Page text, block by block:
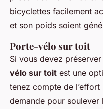
bicyclettes facilement
et son poids soient
Porte-vélo surtoit
Si vous devez
vélo sur toit est une
tenez compte de
demande pour soulever